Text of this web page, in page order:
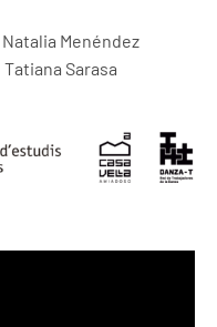
Natalia Menéndez
Tatiana Sarasa